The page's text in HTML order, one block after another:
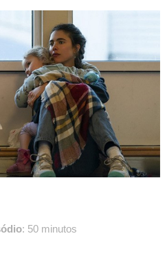
: 50 minutos